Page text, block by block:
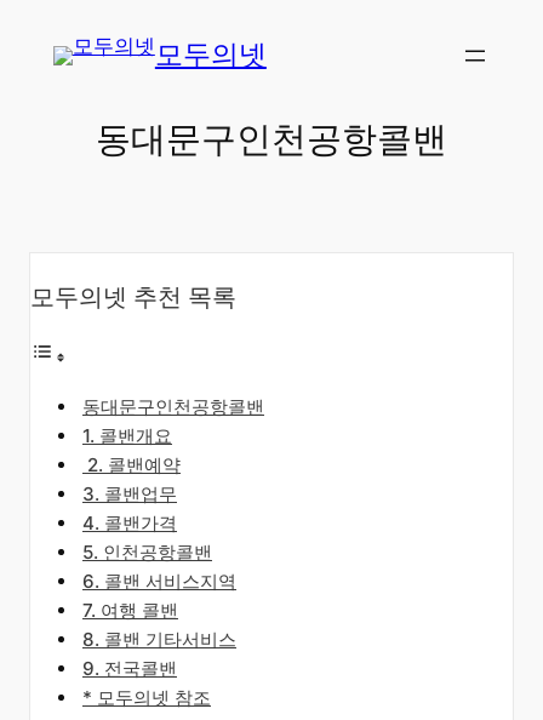
모두의넷
동대문구인천공항콜밴
모두의넷 추천 목록
동대문구인천공항콜밴
​1. 콜밴개요
​2. 콜밴예약
3. 콜밴업무
4. 콜밴가격
5. 인천공항콜밴
6. 콜밴 서비스지역
7. 여행 콜밴
8. 콜밴 기타서비스
9. 전국콜밴
* 모두의넷 참조